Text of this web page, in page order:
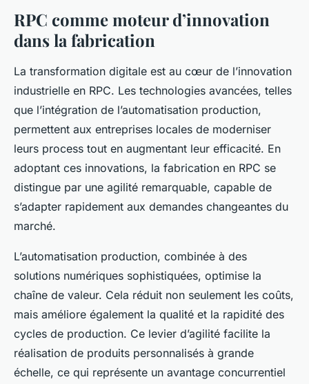
RPC comme moteur d’innovation
dans la fabrication
La transformation digitale est au cœur de l’innovation
industrielle en RPC. Les technologies avancées, telles
que l’intégration de l’automatisation production,
permettent aux entreprises locales de moderniser
leurs process tout en augmentant leur efficacité. En
adoptant ces innovations, la fabrication en RPC se
distingue par une agilité remarquable, capable de
s’adapter rapidement aux demandes changeantes du
marché.
L’automatisation production, combinée à des
solutions numériques sophistiquées, optimise la
chaîne de valeur. Cela réduit non seulement les coûts,
mais améliore également la qualité et la rapidité des
cycles de production. Ce levier d’agilité facilite la
réalisation de produits personnalisés à grande
échelle, ce qui représente un avantage concurrentiel